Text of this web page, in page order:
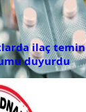
ilaç temin
duyurdu